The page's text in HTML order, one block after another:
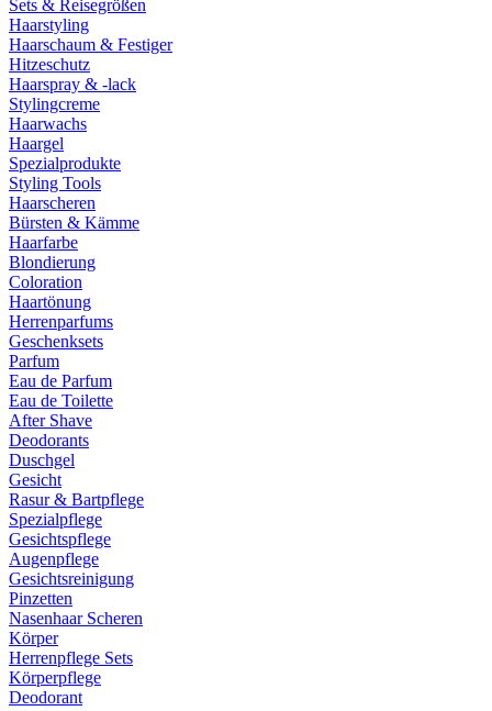
Sets & Reisegrößen
Haarstyling
Haarschaum & Festiger
Hitzeschutz
Haarspray & -lack
Stylingcreme
Haarwachs
Haargel
Spezialprodukte
Styling Tools
Haarscheren
Bürsten & Kämme
Haarfarbe
Blondierung
Coloration
Haartönung
Herrenparfums
Geschenksets
Parfum
Eau de Parfum
Eau de Toilette
After Shave
Deodorants
Duschgel
Gesicht
Rasur & Bartpflege
Spezialpflege
Gesichtspflege
Augenpflege
Gesichtsreinigung
Pinzetten
Nasenhaar Scheren
Körper
Herrenpflege Sets
Körperpflege
Deodorant